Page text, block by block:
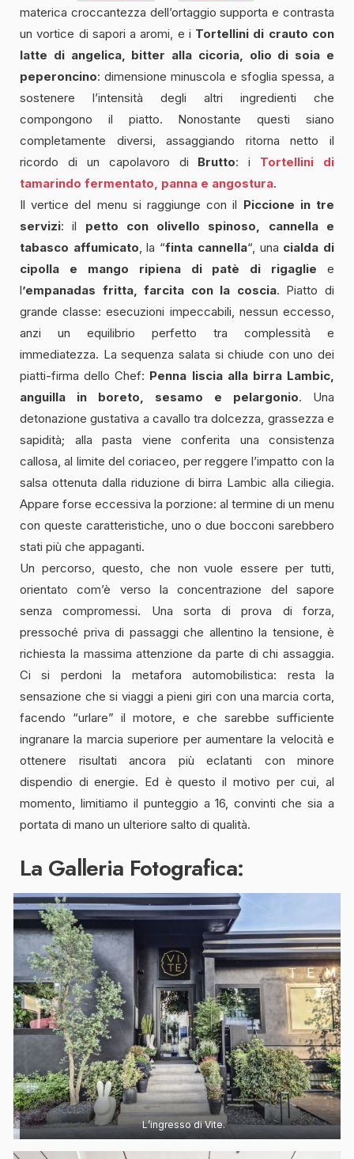
materica croccantezza dell’ortaggio supporta e contrasta
un vortice di sapori a aromi, e i Tortellini di crauto con
latte di angelica, bitter alla cicoria, olio di soia e
peperoncino: dimensione minuscola e sfoglia spessa, a
sostenere l’intensità degli altri ingredienti che
compongono il piatto. Nonostante questi siano
completamente diversi, assaggiando ritorna netto il
ricordo di un capolavoro di Brutto: i Tortellini di
tamarindo fermentato, panna e angostura.
Il vertice del menu si raggiunge con il Piccione in tre
servizi: il petto con olivello spinoso, cannella e
tabasco affumicato, la “finta cannella“, una cialda di
cipolla e mango ripiena di patè di rigaglie e
l’empanadas fritta, farcita con la coscia. Piatto di
grande classe: esecuzioni impeccabili, nessun eccesso,
anzi un equilibrio perfetto tra complessità e
immediatezza. La sequenza salata si chiude con uno dei
piatti-firma dello Chef: Penna liscia alla birra Lambic,
anguilla in boreto, sesamo e pelargonio. Una
detonazione gustativa a cavallo tra dolcezza, grassezza e
sapidità; alla pasta viene conferita una consistenza
callosa, al limite del coriaceo, per reggere l’impatto con la
salsa ottenuta dalla riduzione di birra Lambic alla ciliegia.
Appare forse eccessiva la porzione: al termine di un menu
con queste caratteristiche, uno o due bocconi sarebbero
stati più che appaganti.
Un percorso, questo, che non vuole essere per tutti,
orientato com’è verso la concentrazione del sapore
senza compromessi. Una sorta di prova di forza,
pressoché priva di passaggi che allentino la tensione, è
richiesta la massima attenzione da parte di chi assaggia.
Ci si perdoni la metafora automobilistica: resta la
sensazione che si viaggi a pieni giri con una marcia corta,
facendo “urlare” il motore, e che sarebbe sufficiente
ingranare la marcia superiore per aumentare la velocità e
ottenere risultati ancora più eclatanti con minore
dispendio di energie. Ed è questo il motivo per cui, al
momento, limitiamo il punteggio a 16, convinti che sia a
portata di mano un ulteriore salto di qualità.
La Galleria Fotografica:
L’ingresso di Vite.